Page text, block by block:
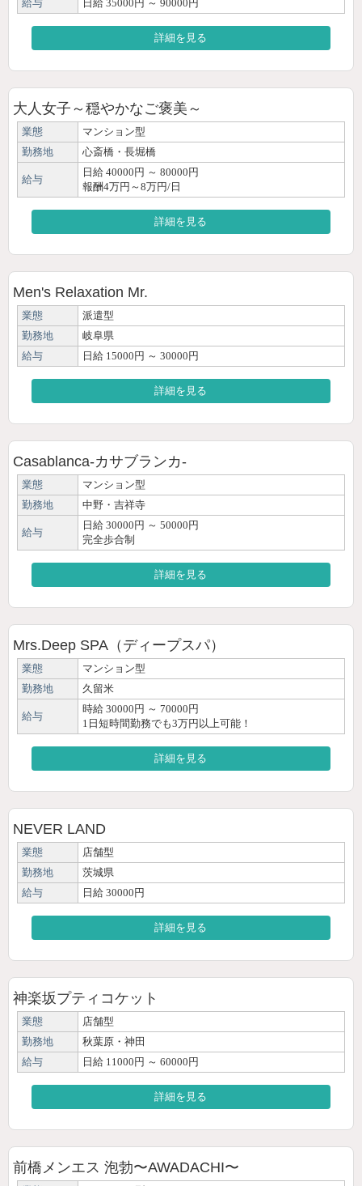
給与
日給 35000円 ～ 90000円
詳細を見る
大人女子～穏やかなご褒美～
業態
マンション型
勤務地
心斎橋・長堀橋
給与
日給 40000円 ～ 80000円
報酬4万円～8万円/日
詳細を見る
Men's Relaxation Mr.
業態
派遣型
勤務地
岐阜県
給与
日給 15000円 ～ 30000円
詳細を見る
Casablanca-カサブランカ-
業態
マンション型
勤務地
中野・吉祥寺
給与
日給 30000円 ～ 50000円
完全歩合制
詳細を見る
Mrs.Deep SPA（ディープスパ）
業態
マンション型
勤務地
久留米
給与
時給 30000円 ～ 70000円
1日短時間勤務でも3万円以上可能！
詳細を見る
NEVER LAND
業態
店舗型
勤務地
茨城県
給与
日給 30000円
詳細を見る
神楽坂プティコケット
業態
店舗型
勤務地
秋葉原・神田
給与
日給 11000円 ～ 60000円
詳細を見る
前橋メンエス 泡勃〜AWADACHI〜